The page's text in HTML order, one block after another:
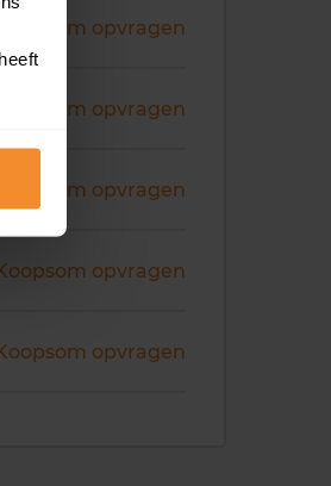
Koopsom opvragen
Koopsom opvragen
Koopsom opvragen
opvragen
opvragen